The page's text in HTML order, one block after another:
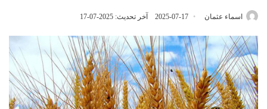
اسماء عثمان 2025-07-17 آخر تحديث: 2025-07-17